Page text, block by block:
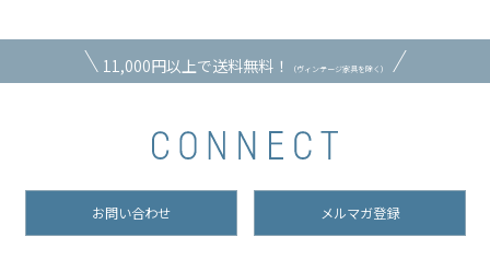
11,000円以上で送料無料！ （ヴィンテージ家具を除く）
お問い合わせ メルマガ登録